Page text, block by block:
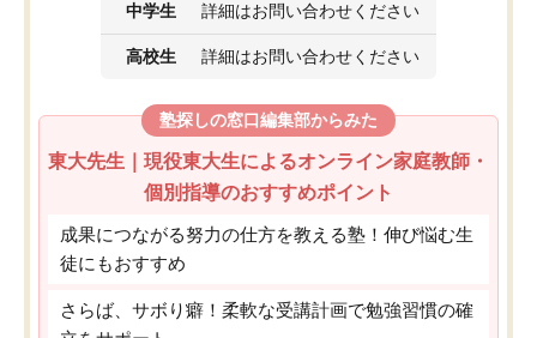
中学生 詳細はお問い合わせください
高校生 詳細はお問い合わせください
塾探しの窓口編集部からみた
東大先生｜現役東大生によるオンライン家庭教師・
個別指導のおすすめポイント
成果につながる努力の仕方を教える塾！伸び悩む生
徒にもおすすめ
さらば、サボり癖！柔軟な受講計画で勉強習慣の確